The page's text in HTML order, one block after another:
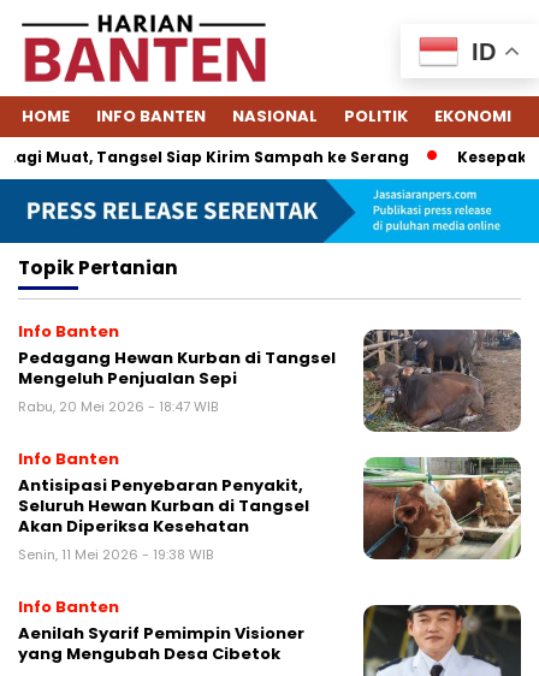
HOME INFO BANTEN NASIONAL POLITIK EKONOMI
Muat, Tangsel Siap Kirim Sampah ke Serang
TopikPertanian
Info Banten
Pedagang Hewan Kurban di Tangsel
Mengeluh Penjualan Sepi
Rabu, 20 Mei 2026 - 18:47 WIB
Info Banten
Antisipasi Penyebaran Penyakit,
Seluruh Hewan Kurban di Tangsel
Akan Diperiksa Kesehatan
Senin, 11 Mei 2026 - 19:38 WIB
Info Banten
Aenilah Syarif Pemimpin Visioner
yang Mengubah Desa Cibetok
ID